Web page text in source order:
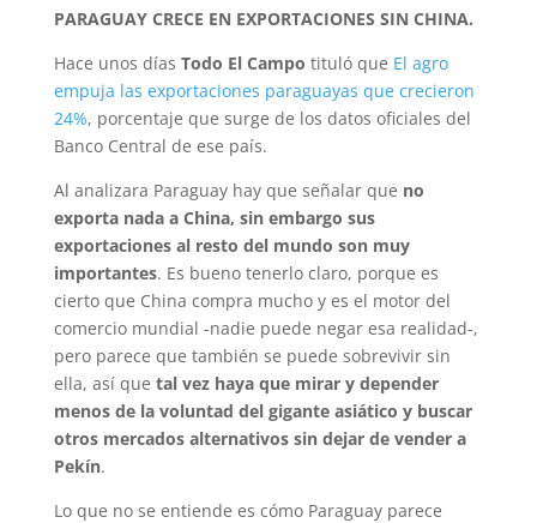
PARAGUAY CRECE EN EXPORTACIONES SIN CHINA.
Hace unos días Todo El Campo tituló que El agro
empuja las exportaciones paraguayas que crecieron
24%, porcentaje que surge de los datos oficiales del
Banco Central de ese país.
Al analizara Paraguay hay que señalar que no
exporta nada a China, sin embargo sus
exportaciones al resto del mundo son muy
importantes. Es bueno tenerlo claro, porque es
cierto que China compra mucho y es el motor del
comercio mundial -nadie puede negar esa realidad-,
pero parece que también se puede sobrevivir sin
ella, así que tal vez haya que mirar y depender
menos de la voluntad del gigante asiático y buscar
otros mercados alternativos sin dejar de vender a
Pekín.
Lo que no se entiende es cómo Paraguay parece